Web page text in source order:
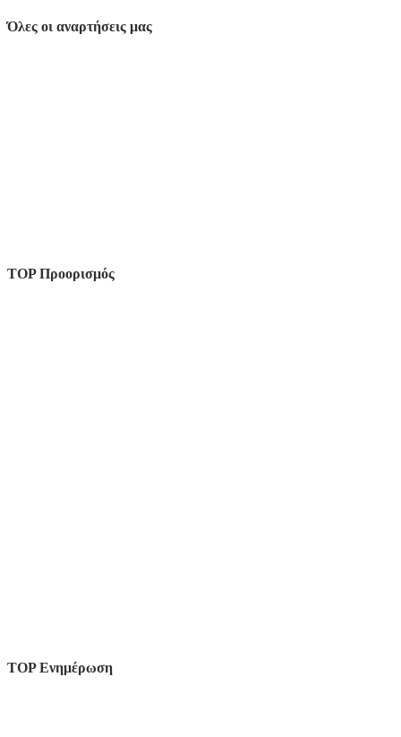
Όλες οι αναρτήσεις μας
TOP Προορισμός
TOP Ενημέρωση